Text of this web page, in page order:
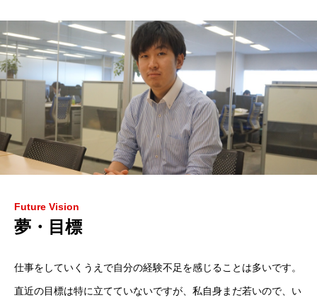
企業情報
採用情報
開発分野
社員インタビュー
採用Q&A
Future Vision
夢・目標
仕事をしていくうえで自分の経験不足を感じることは多いです。
直近の目標は特に立てていないですが、私自身まだ若いので、い